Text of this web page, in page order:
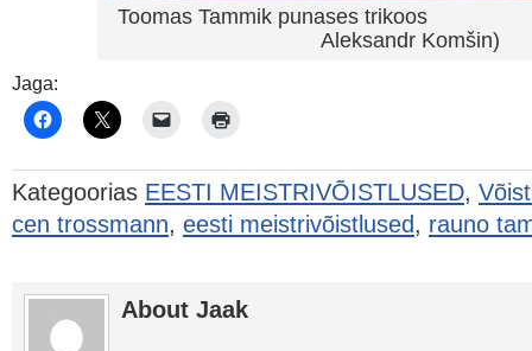
Toomas Tammik
Aleksandr Komšin)
Jaga:
Kategoorias EESTI MEISTRIVÕISTLUSED,
cen trossmann, eesti meistrivõistlused, rauno
About Jaak